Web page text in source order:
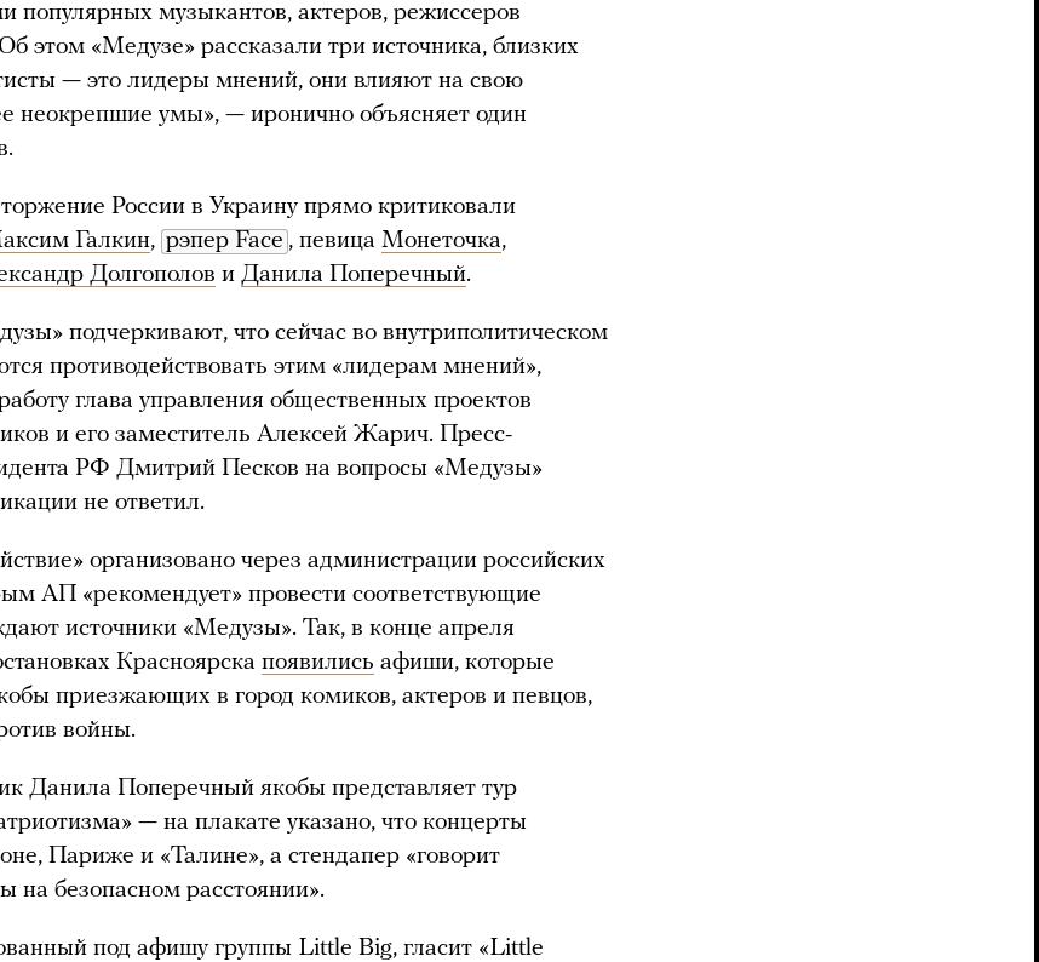
популярных музыкантов, актеров, режиссеров
этом «Медузе» рассказали три источника, близких
— это лидеры мнений, они влияют на свою
неокрепшие умы», — иронично объясняет один
России в Украину прямо критиковали
Галкин, рэпер Face , певица Монеточка,
Долгополов и Данила Поперечный.
подчеркивают, что сейчас во внутриполитическом
противодействовать этим «лидерам мнений»,
глава управления общественных проектов
и его заместитель Алексей Жарич. Пресс-
РФ Дмитрий Песков на вопросы «Медузы»
не ответил.
организовано через администрации российских
АП «рекомендует» провести соответствующие
источники «Медузы». Так, в конце апреля
Красноярска появились афиши, которые
приезжающих в город комиков, актеров и певцов,
войны.
Данила Поперечный якобы представляет тур
— на плакате указано, что концерты
Париже и «Талине», а стендапер «говорит
на безопасном расстоянии».
под афишу группы Little Big, гласит «Little